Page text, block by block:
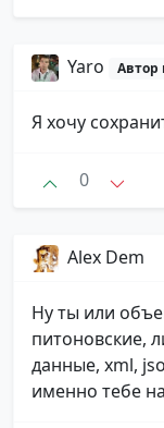
Yaro Автор
Я хочу
0
Alex Dem
Ну ты или
питоновские,
данные, xml,
именно тебе